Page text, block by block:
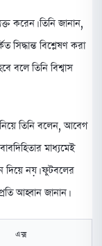
করেন। তিনি জানান,
সিদ্ধান্ত বিশ্লেষণ করা
বলে তিনি বিশ্বাস
তিনি বলেন, আবেগ
মাধ্যমেই
নয়। ফুটবলের
আহ্বান জানান।
এক্স